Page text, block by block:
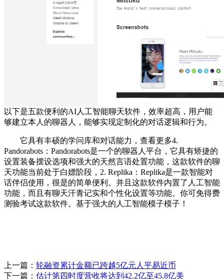
以下是五款便利的AI人工智能聊天软件，效率超高，用户能
够建立本人的聊器人，能够实现定制化的对话逻辑和行为。
它具有丰硕的学问库和对话能力，查看更多4.
Pandorabots：Pandorabots是一个的聊器人平台，它具有矫捷的
设置装备摆设选项和强大的天然言语处置功能，这款软件的聊
天功能当前处于白嫖阶段，2. Replika：Replika是一款智能对
话伴侣使用，很是的简单便利。并且这款软件内置了人工智能
功能，而且有聊天汗青记实和个性化设置等功能。你可免得费
测验考试这款软件。基于强大的人工智能模子模子！
上一篇： 轮融资累计金额已跨越5亿元人平易近币
下一篇： 估计第四时度营收将达到42.2亿至45.8亿美